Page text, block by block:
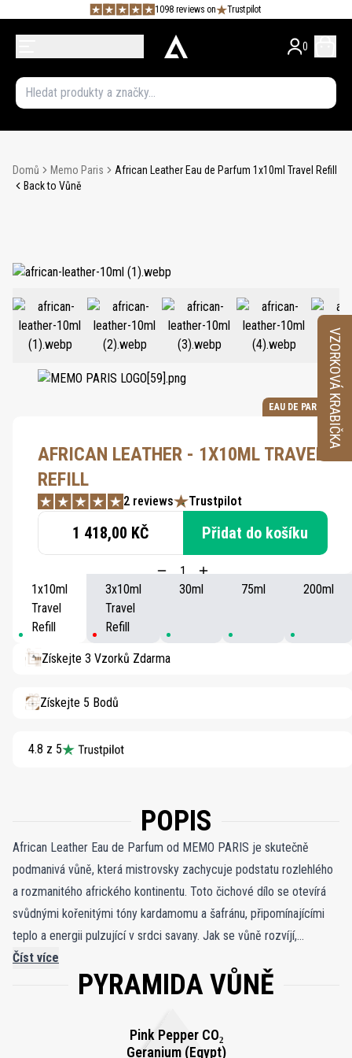
1098 reviews on Trustpilot
0
Domů Memo Paris
African Leather Eau de Parfum 1x10ml Travel Refill
Back to Vůně
EAU DE PARFUM
AFRICAN LEATHER - 1X10ML TRAVEL
REFILL
2 reviews Trustpilot
1 418,00 KČ Přidat do košíku
1x10ml
Travel
Refill
3x10ml
Travel
Refill
30ml 75ml 200ml
Získejte 3 Vzorků Zdarma
Získejte 5 Bodů
4.8 z 5
POPIS
African Leather Eau de Parfum od MEMO PARIS je skutečně
podmanivá vůně, která mistrovsky zachycuje podstatu rozlehlého
a rozmanitého afrického kontinentu. Toto čichové dílo se otevírá
svůdnými kořenitými tóny kardamomu a šafránu, připomínajícími
teplo a energii pulzující v srdci savany. Jak se vůně rozvíjí,
elegantní květinová geránium přidává dotek vytříbenosti a vytváří
harmonii, která doplňuje divoký a nespoutaný charakter kůže.
podmanivé voňavé poctě stejně okouzlující jako samotný
Číst více
PYRAMIDA VŮNĚ
Pink Pepper CO₂
Geranium (Egypt)
VZORKOVÁ KRABIČKA